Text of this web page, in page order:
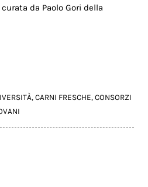
da Paolo Gori della
,CARNI FRESCHE,CONSORZI